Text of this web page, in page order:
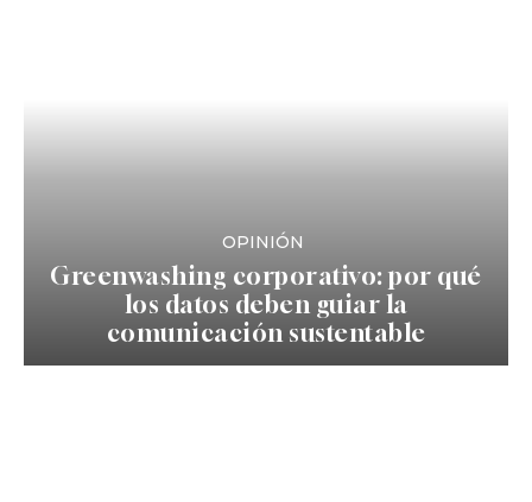
OPINIÓN
Greenwashing corporativo: por qué
los datos deben guiar la
comunicación sustentable